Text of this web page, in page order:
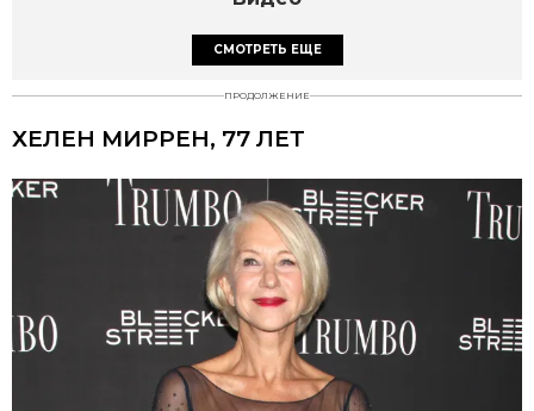
СМОТРЕТЬ ЕЩЕ
ПРОДОЛЖЕНИЕ
ХЕЛЕН МИРРЕН, 77 ЛЕТ